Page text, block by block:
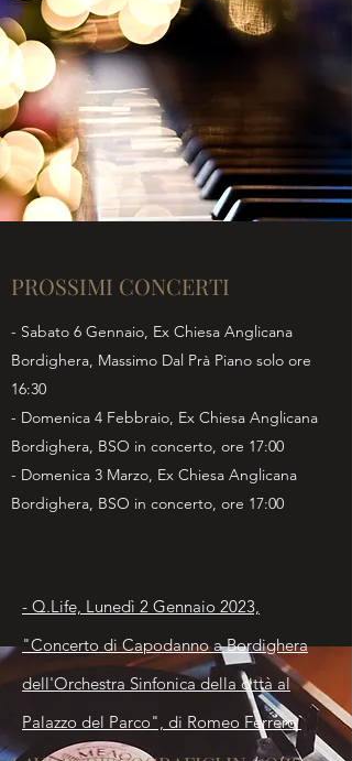
PROSSIMI CONCERTI
- Sabato 6 Gennaio, Ex Chiesa Anglicana
Bordighera, Massimo Dal Prà Piano solo ore
16:30
- Domenica 4 Febbraio, Ex Chiesa Anglicana
Bordighera, BSO in concerto, ore 17:00
- Domenica 3 Marzo, Ex Chiesa Anglicana
Bordighera, BSO in concerto, ore 17:00
- Q.Life, Lunedì 2 Gennaio 2023,
"Concerto di Capodanno a Bordighera
dell'Orchestra Sinfonica della città al
Palazzo del Parco", di Romeo Ferrero